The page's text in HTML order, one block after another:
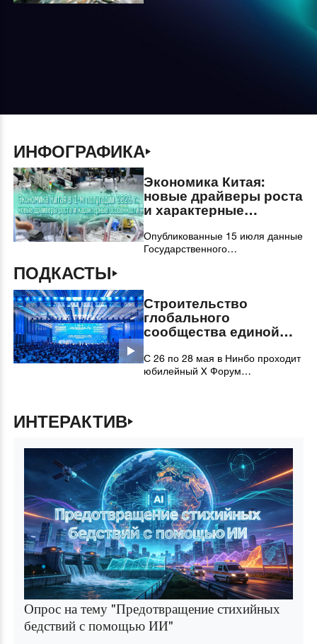
ИНФОГРАФИКА
Экономика Китая:
новые драйверы роста
и характерные
Опубликованные 15 июля данные
Государственного
экономика функционировала в
рациональном диапазоне, а
новые драйверы роста
стремительно набирали силу. В
проявила новые характерные
особенности в первой половине
ПОДКАСТЫ
Строительство
глобального
сообщества единой
судоходства
С 26 по 28 мая в Нинбо проходит
юбилейный X Форум
ИНТЕРАКТИВ
Опрос на тему "Предотвращение стихийных
бедствий с помощью ИИ"